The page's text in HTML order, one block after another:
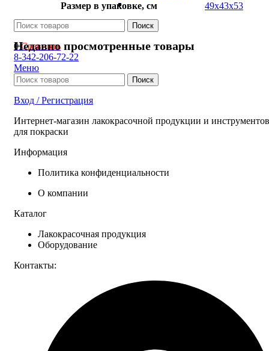
Поиск
0 Сравнить
8-342-206-72-22
Меню
Поиск
Вход / Регистрация
Размер в упаковке, см 49x43x53
Недавно просмотренные товары
Интернет-магазин лакокрасочной продукции и инструментов
для покраски
Информация
Политика конфиденциальности
О компании
Каталог
Лакокрасочная продукция
Оборудование
Контакты: